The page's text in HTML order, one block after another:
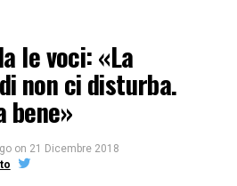
le voci: «La
non ci disturba.
bene»
on 21 Dicembre 2018